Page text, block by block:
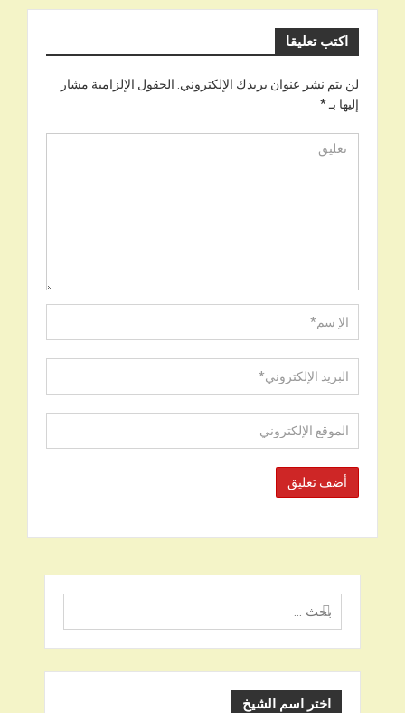
اكتب تعليقا
لن يتم نشر عنوان بريدك الإلكتروني. الحقول الإلزامية مشار
إليها بـ*
البحث
عن
اختر اسم الشيخ